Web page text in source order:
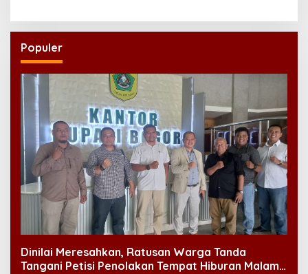
Populer
Dinilai Meresahkan, Ratusan Warga Tanda
Tangani Petisi Penolakan Tempat Hiburan Malam